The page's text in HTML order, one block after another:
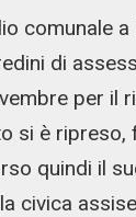
comunale
di
per il
si è
quindi il
civica